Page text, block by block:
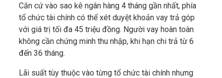
Căn cứ vào sao kê ngân hàng 4 tháng gần nhất, phía
tổ chức tài chính có thể xét duyệt khoản vay trả góp
với giá trị tối đa 45 triệu đồng. Người vay hoàn toàn
không cần chứng minh thu nhập, khi hạn chi trả từ 6
đến 36 tháng.
Lãi suất tùy thuộc vào từng tổ chức tài chính nhưng